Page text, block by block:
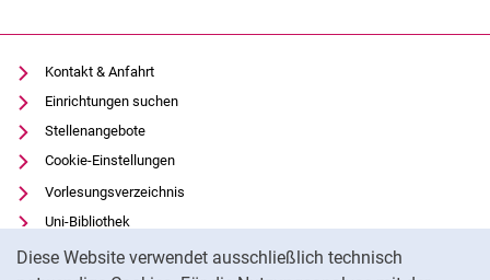
Diese Website verwendet ausschließlich technisch
Kontakt & Anfahrt
Einrichtungen suchen
Stellenangebote
Cookie-Einstellungen
Vorlesungsverzeichnis
Uni-Bibliothek
Moodle